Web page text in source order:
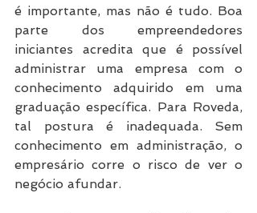
é importante, mas não é tudo. Boa
parte dos empreendedores
iniciantes acredita que é possível
administrar uma empresa com o
conhecimento adquirido em uma
graduação específica. Para Roveda,
tal postura é inadequada. Sem
conhecimento em administração, o
empresário corre o risco de ver o
negócio afundar.